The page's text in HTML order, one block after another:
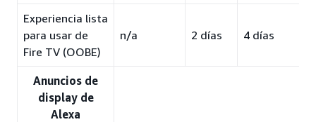
Experiencia lista
para usar de
Fire TV (OOBE)
n/a 2 días 4 días
Anuncios de
display de
Alexa